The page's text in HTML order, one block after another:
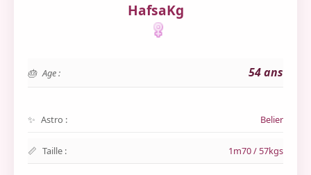
HafsaKg
Age : 54 ans
Astro : Belier
Taille : 1m70 / 57kgs